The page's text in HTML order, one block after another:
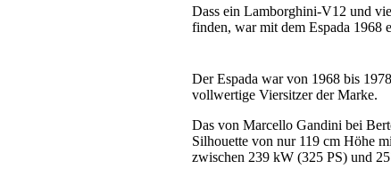
Dass ein Lamborghini-V12 und
finden, war mit dem Espada 1968
Der Espada war von 1968 bis
vollwertige Viersitzer der Marke.
Das von Marcello Gandini bei
Silhouette von nur 119 cm Höhe
zwischen 239 kW (325 PS) und